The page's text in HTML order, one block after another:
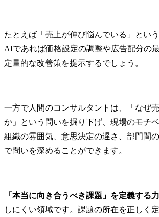
たとえば「売上が伸び悩んでいる」とい
AIであれば価格設定の調整や広告配分の
定量的な改善策を提示するでしょう。
一方で人間のコンサルタントは、「なぜ
か」という問いを掘り下げ、現場のモチ
組織の雰囲気、意思決定の遅さ、部門間
で問いを深めることができます。
「本当に向き合うべき課題」を定義する力
しにくい領域です。課題の所在を正しく